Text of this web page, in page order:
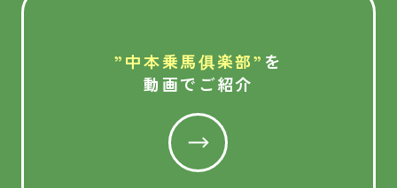
”中本乗馬俱楽部” を
動画でご紹介